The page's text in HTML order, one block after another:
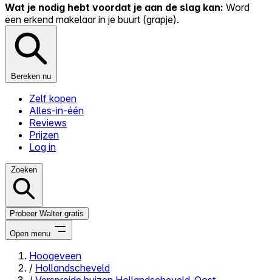
Wat je nodig hebt voordat je aan de slag kan: Word
een erkend makelaar in je buurt (grapje).
Bereken nu
Zelf kopen
Alles-in-één
Reviews
Prijzen
Log in
Zoeken
Probeer Walter gratis
Open menu
Close menu
Hoogeveen
/ Hollandscheveld